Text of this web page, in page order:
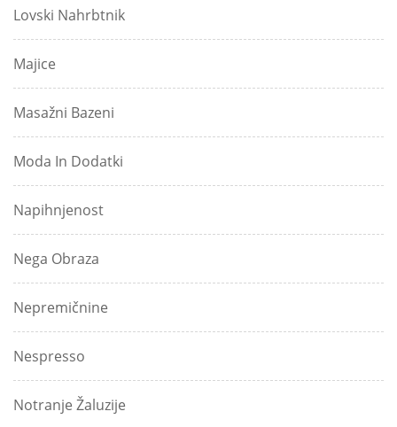
Lovski Nahrbtnik
Majice
Masažni Bazeni
Moda In Dodatki
Napihnjenost
Nega Obraza
Nepremičnine
Nespresso
Notranje Žaluzije